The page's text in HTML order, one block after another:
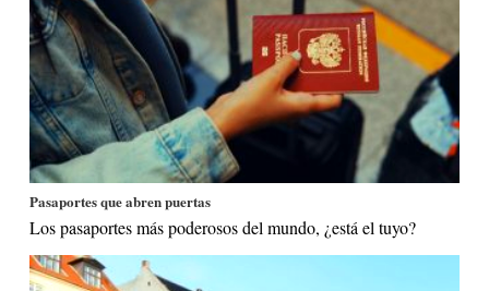
Pasaportes que abren puertas
Los pasaportes más poderosos del mundo, ¿está el tuyo?